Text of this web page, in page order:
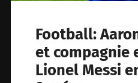
Football:
et compagnie
Lionel Messi